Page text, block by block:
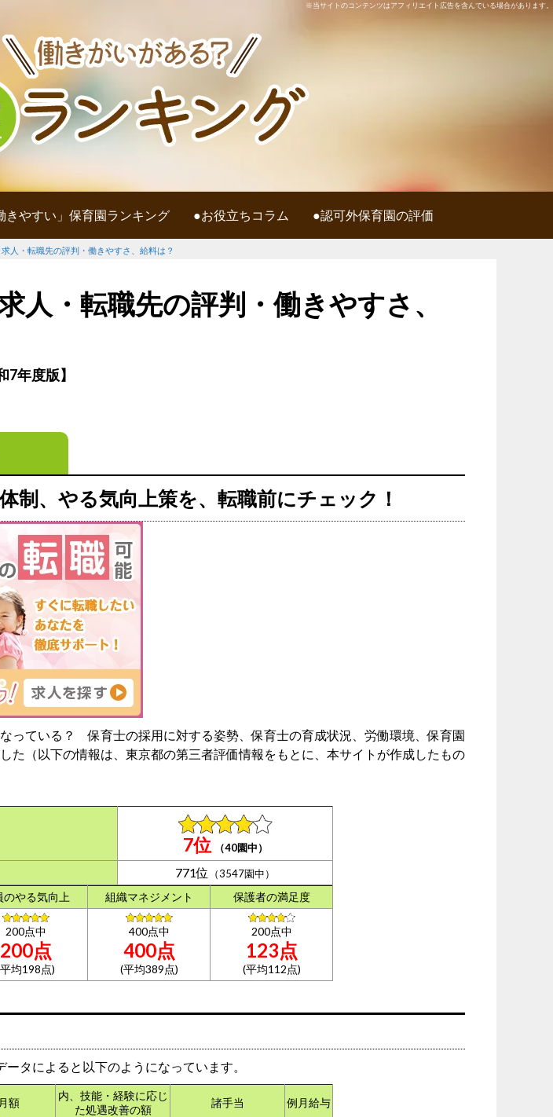
※当サイトのコンテンツはアフィリエイト広告を含んでいる場合があります。
きやすい」保育園ランキング ●お役立ちコラム ●認可外保育園の評価
人・転職先の評判・働きやすさ、給料は？
人・転職先の評判・働きやすさ、
年度版】
制、やる気向上策を、転職前にチェック！
っている？ 保育士の採用に対する姿勢、保育士の育成状況、労働環境、保育園
（以下の情報は、東京都の第三者評価情報をもとに、本サイトが作成したもの
7位 （40園中）
771位 （3547園中）
のやる気向上 組織マネジメント 保護者の満足度
200点中
200点
均198点)
400点中
400点
(平均389点)
200点中
123点
(平均112点)
タによると以下のようになっています。
額
内、技能・経験に応じ
た処遇改善の額
諸手当 例月給与